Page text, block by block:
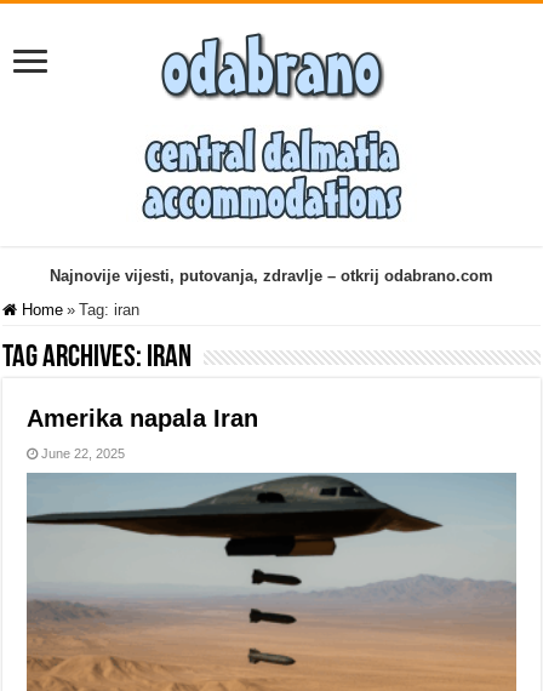
Najnovije vijesti, putovanja, zdravlje – otkrij odabrano.com
Home » Tag:iran
Tag Archives: iran
Amerika napala Iran
June 22, 2025